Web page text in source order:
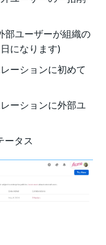
部ユーザーが組織の
になります)
ーションに初めて
ーションに外部ユ
ータス